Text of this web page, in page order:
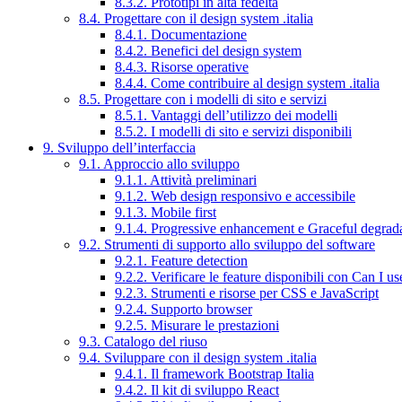
8.4. Progettare con il design system .italia
8.4.1. Documentazione
8.4.2. Benefici del design system
8.4.3. Risorse operative
8.4.4. Come contribuire al design system .italia
8.5. Progettare con i modelli di sito e servizi
8.5.1. Vantaggi dell’utilizzo dei modelli
8.5.2. I modelli di sito e servizi disponibili
9. Sviluppo dell’interfaccia
9.1. Approccio allo sviluppo
9.1.1. Attività preliminari
9.1.2. Web design responsivo e accessibile
9.1.3. Mobile first
9.1.4. Progressive enhancement e Graceful
9.2. Strumenti di supporto allo sviluppo del software
9.2.1. Feature detection
9.2.2. Verificare le feature disponibili con Can I
9.2.3. Strumenti e risorse per CSS e JavaScript
9.2.4. Supporto browser
9.2.5. Misurare le prestazioni
9.3. Catalogo del riuso
9.4. Sviluppare con il design system .italia
9.4.1. Il framework Bootstrap Italia
9.4.2. Il kit di sviluppo React